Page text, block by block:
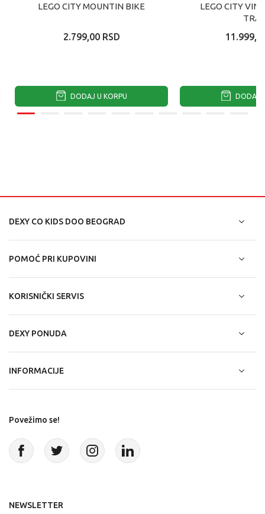
LEGO CITY MOUNTIN BIKE
2.799,00 RSD
DODAJ U KORPU
LEGO CITY
DODAJ
DEXY CO KIDS DOO BEOGRAD
POMOĆ PRI KUPOVINI
KORISNIČKI SERVIS
DEXY PONUDA
INFORMACIJE
Povežimo se!
NEWSLETTER